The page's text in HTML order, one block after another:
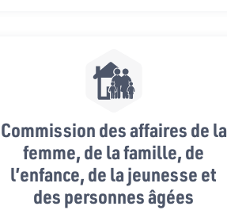
Commission des affaires de la
femme, de la famille, de
l’enfance, de la jeunesse et
des personnes âgées